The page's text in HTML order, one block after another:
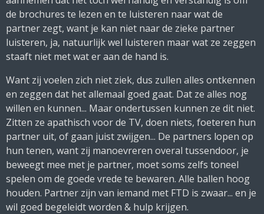
de brochures te lezen en te luisteren naar wat de
partner zegt, want je kan niet naar de zieke partner
luisteren, ja, natuurlijk wel luisteren maar wat ze zeggen
staaft niet met wat er aan de hand is.
Want zij voelen zich niet ziek, dus zullen alles ontkennen
en zeggen dat het allemaal goed gaat. Dat ze alles nog
willen en kunnen... Maar ondertussen kunnen ze dit niet.
Zitten ze apathisch voor de TV, doen niets, foeteren hun
partner uit, of gaan juist zwijgen... De partners lopen op
hun tenen, want zij manoevreren overal tussendoor, je
beweegt mee met je partner, moet soms zelfs toneel
spelen om de goede vrede te bewaren. Alle ballen hoog
houden. Partner zijn van iemand met FTD is zwaar... en je
wil goed begeleidt worden & hulp krijgen.